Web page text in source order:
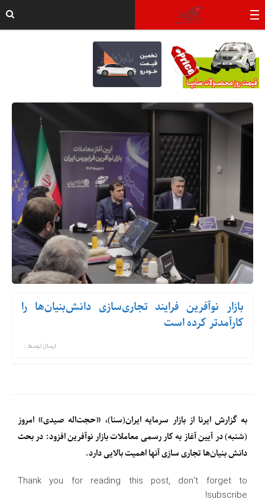
بازار نوآفرین فرایند تجاری‌سازی دانش‌بنیان‌ها را
کارآمدتر کرده است
ارسال توسط :
به گزارش ایرنا از بازار سرمایه ایران(سنا)، «حجت‌اله صیدی» امروز
(شنبه) در آیین آغاز به کار رسمی معاملات بازار نوآفرین افزود: در بحث
دانش بنیان‌ها تجاری سازی آنها اهمیت بالایی دارد.
Thank you for reading this post, don't forget to
subscribe!